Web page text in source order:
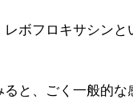
ボフロキサシンと
ると、ごく一般的な